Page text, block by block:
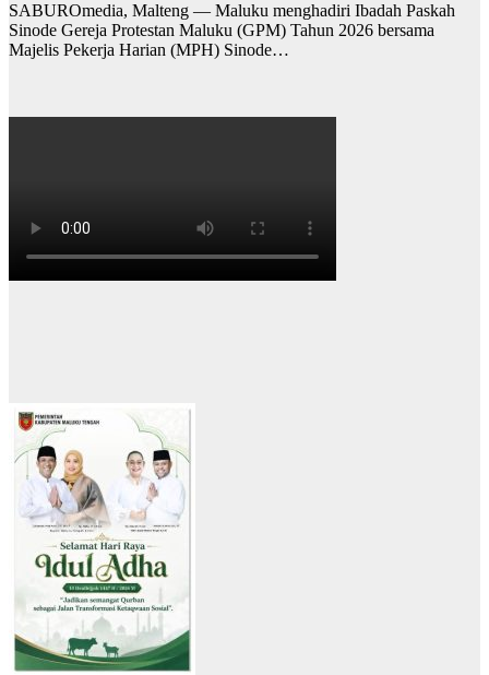
SABUROmedia, Malteng — Maluku menghadiri Ibadah Paskah
Sinode Gereja Protestan Maluku (GPM) Tahun 2026 bersama
Majelis Pekerja Harian (MPH) Sinode…